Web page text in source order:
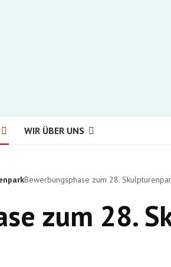
WIR ÜBER UNS
Bewerbungsphase zum 28.
zum 28.